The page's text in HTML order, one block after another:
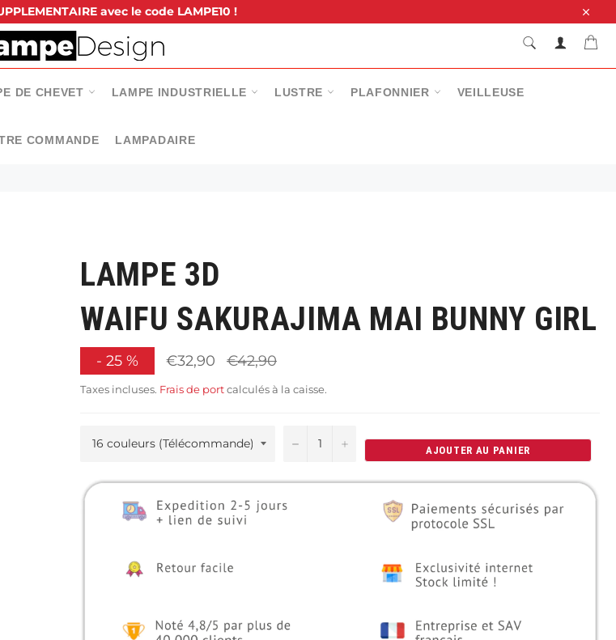
avec le code LAMPE10 !
Close
RECHERCHE
DE CHEVET LAMPE INDUSTRIELLE LUSTRE PLAFONNIER VEILLEUSE
COMMANDE LAMPADAIRE
LAMPE 3D
WAIFU SAKURAJIMA MAI BUNNY GIRL
- 25 % €32,90 Prix
régulier
€42,90
Taxes incluses. Frais de portcalculés à la caisse.
− +
AJOUTER AU PANIER